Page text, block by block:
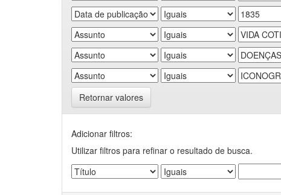
Retornar valores
Adicionar filtros:
Utilizar filtros para refinar o resultado de busca.